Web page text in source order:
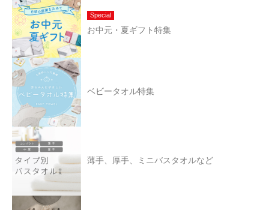
Special
お中元・夏ギフト特集
ベビータオル特集
薄手、厚手、ミニバスタオルなど